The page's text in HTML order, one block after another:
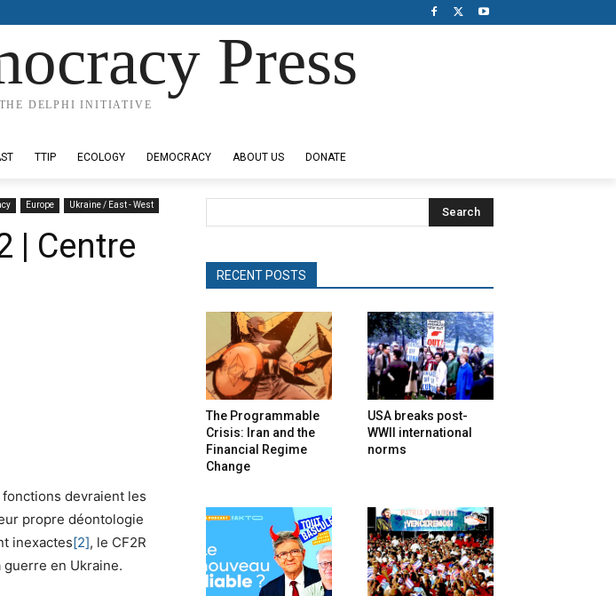
Press
DELPHI INITIATIVE
TTIP ECOLOGY DEMOCRACY ABOUT US DONATE
Europe Ukraine / East - West
| Centre
devraient les
propre déontologie
inexactes[2], le CF2R
guerre en Ukraine.
Search
RECENT POSTS
The Programmable
Crisis: Iran and the
Financial Regime
Change
USA breaks post-
WWII international
norms